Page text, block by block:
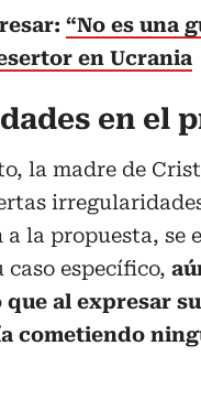
“No es una
en Ucrania
en el
la madre de
a la propuesta,
específico,
al expresar
cometiendo